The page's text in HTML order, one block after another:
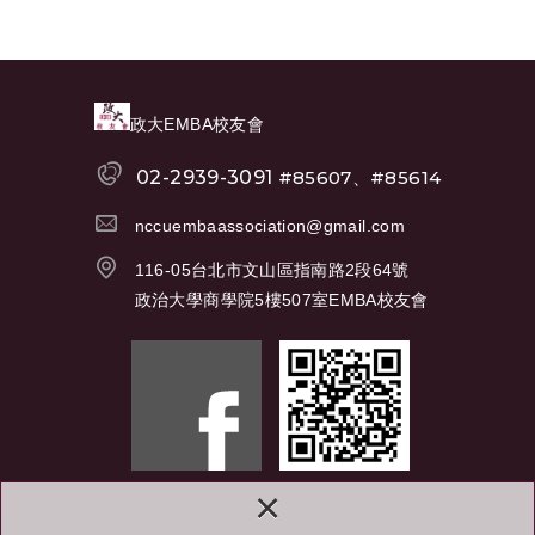
×
政大EMBA校友會
02-2939-3091 #85607、#85614
nccuembaassociation@gmail.com
116-05台北市文山區指南路2段64號
政治大學商學院5樓507室EMBA校友會